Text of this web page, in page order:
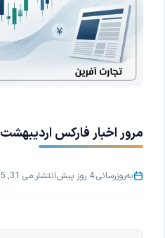
مرور اخبار فارکس اردیبهشت ۱۴۰۴
به‌روزرسانی:4 روز پیش انتشار:می 31, 2025